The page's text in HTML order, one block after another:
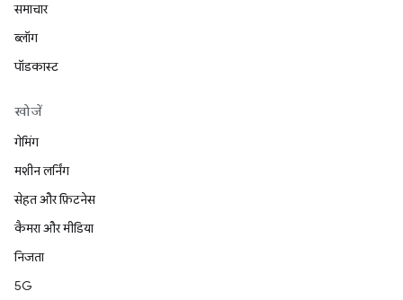
समाचार
ब्लॉग
पॉडकास्ट
खोजें
गेमिंग
मशीन लर्निंग
सेहत और फ़िटनेस
कैमरा और मीडिया
निजता
5G